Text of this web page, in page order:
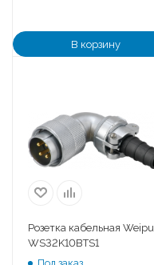
В корзину
Розетка кабельная Weipu
WS32K10BTS1